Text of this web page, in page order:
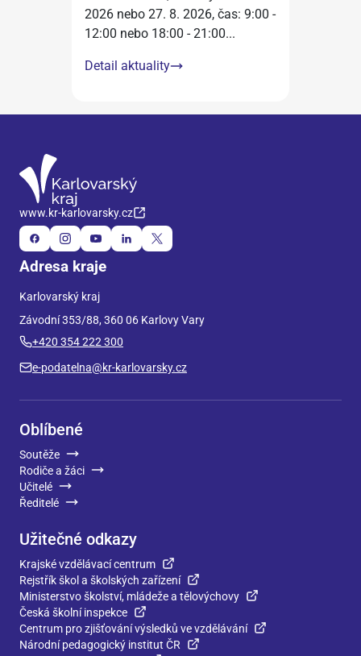
2026 nebo 27. 8. 2026, čas: 9:00 -
12:00 nebo 18:00 - 21:00...
Detail aktuality
www.kr-karlovarsky.cz
Adresa kraje
Karlovarský kraj
Závodní 353/88, 360 06 Karlovy Vary
+420 354 222 300
e-podatelna@kr-karlovarsky.cz
Oblíbené
Soutěže
Rodiče a žáci
Učitelé
Ředitelé
Užitečné odkazy
Krajské vzdělávací centrum
Rejstřík škol a školských zařízení
Ministerstvo školství, mládeže a tělovýchovy
Česká školní inspekce
Centrum pro zjišťování výsledků ve vzdělávání
Národní pedagogický institut ČR